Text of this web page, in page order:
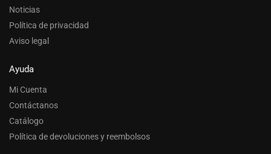
Noticias
Política de privacidad
Aviso legal
Ayuda
Mi Cuenta
Contáctanos
Catálogo
Política de devoluciones y reembolsos